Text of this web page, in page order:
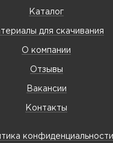
Каталог
для скачивания
О компании
Отзывы
Вакансии
Контакты
конфиденциальности